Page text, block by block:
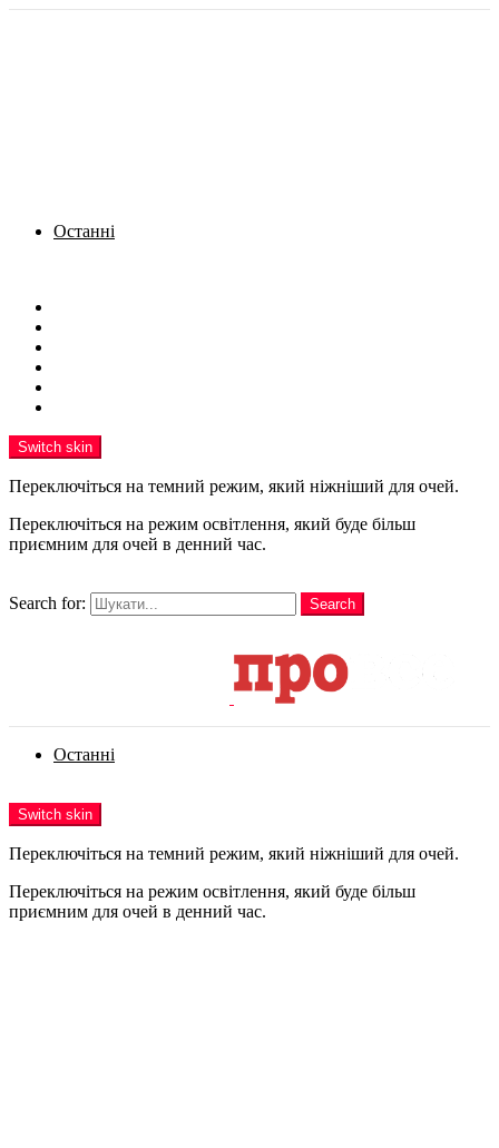
Останні
Switch skin
Переключіться на темний режим, який ніжніший для очей.
Переключіться на режим освітлення, який буде більш
приємним для очей в денний час.
Search for:
Search
Останні
Switch skin
Переключіться на темний режим, який ніжніший для очей.
Переключіться на режим освітлення, який буде більш
приємним для очей в денний час.